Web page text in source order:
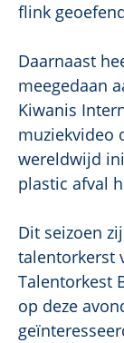
flink
Daarnaast
meegedaan
Kiwanis
muziekvideo
wereldwijd
plastic afval
Dit seizoen
talentorkerst
Talentorkest
op deze